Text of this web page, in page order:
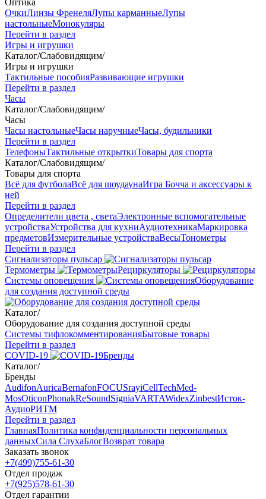
Оптика
ОчкиЛинзы ФренеляЛупы карманныеЛупы
настольныеМонокуляры
Перейти в раздел
Игры и игрушки
Каталог/Слабовидящим/
Игры и игрушки
Тактильные пособияРазвивающие игрушки
Перейти в раздел
Часы
Каталог/Слабовидящим/
Часы
Часы настольныеЧасы наручныеЧасы, будильники
Перейти в раздел
ТелефоныТактильные открыткиТовары для спорта
Каталог/Слабовидящим/
Товары для спорта
Всё для футболаВсё для шоудаунаИгра Бочча и аксессуары к
ней
Перейти в раздел
Определители цвета , светаЭлектронные вспомогательные
устройстваУстройства для кухниАудиотехникаМаркировка
предметовИзмерительные устройстваВесыТонометры
Перейти в раздел
Сигнализаторы пульсар
Термометры
Рециркуляторы
Cистемы оповещения
Оборудование
для создания доступной среды
Каталог/
Оборудование для создания доступной среды
Системы тифлокомментированияБытовые товары
Перейти в раздел
COVID-19
Бренды
Каталог/
Бренды
AudifonAuricaBernafonFOCUSrayiCellTechMed-
MosOticonPhonakReSoundSigniaVARTAWidexZinbestИсток-
АудиоРИТМ
Перейти в раздел
ГлавнаяПолитика конфиденциальности персональных
данныхСила СлухаБлогВозврат товара
Заказать звонок
+7(499)755-61-30
Отдел продаж
+7(925)578-61-30
Отдел гарантии